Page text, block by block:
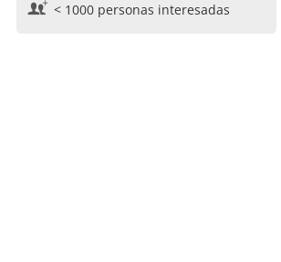
< 1000 personas interesadas